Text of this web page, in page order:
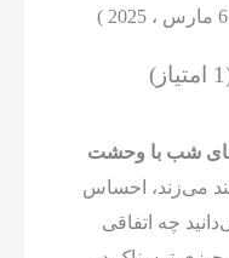
شب با وحشت
تند می‌زند، احساس
چه اتفاقی